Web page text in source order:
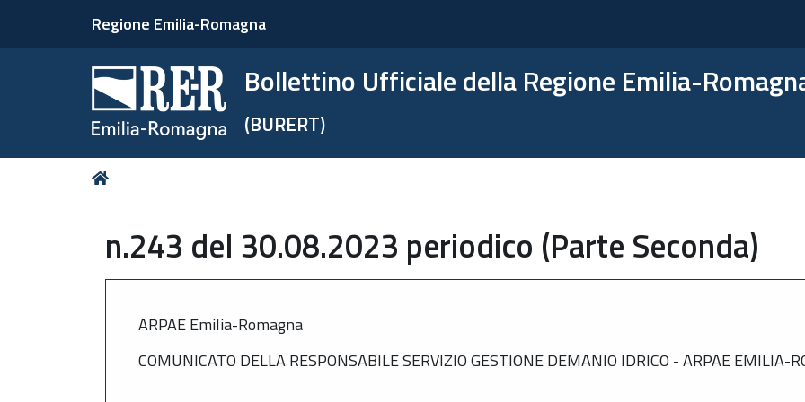
Regione Emilia-Romagna
Bollettino Ufficiale della Regione Emilia-
(BURERT)
Tu
n.243 del 30.08.2023 periodico (Parte Seconda)
ARPAE Emilia-Romagna
COMUNICATO DELLA RESPONSABILE SERVIZIO GESTIONE DEMANIO IDRICO - ARPAE EMILIA-